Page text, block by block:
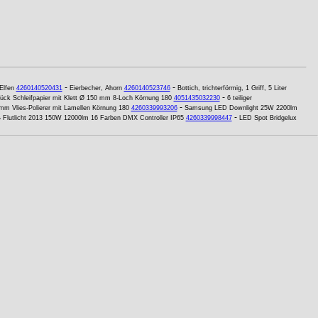
4260140520431- Eierbecher, Ahorn 4260140523746- Bottich, trichterförmig, 1 Griff, 5 Liter
Schleifpapier mit Klett Ø 150 mm 8-Loch Körnung 180 4051435032230- 6 teiliger
Vlies-Polierer mit Lamellen Körnung 180 4260339993206- Samsung LED Downlight 25W 2200lm
Flutlicht 2013 150W 12000lm 16 Farben DMX Controller IP65 4260339998447- LED Spot Bridgelux